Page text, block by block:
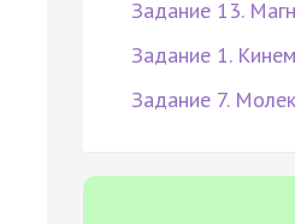
Задание 13.
Задание 1.
Задание 7.